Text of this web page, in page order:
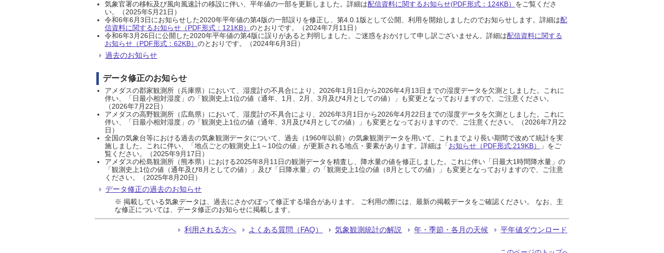
気象官署の移転及び風向風速計の移設に伴い、平年値の一部を更新しました。詳細は配信資料に関するお知らせ(PDF形式：124KB） をご覧くださ
い。（2025年5月21日）
令和6年6月3日にお知らせした2020年平年値の第4版の一部誤りを修正し、第4.0.1版として公開、利用を開始しましたのでお知らせします。詳細は配
信資料に関するお知らせ（PDF形式：121KB） のとおりです。（2024年7月11日）
令和6年3月26日に公開した2020年平年値の第4版に誤りがあると判明しました。ご迷惑をおかけして申し訳ございません。詳細は配信資料に関する
お知らせ（PDF形式：62KB） のとおりです。（2024年6月3日）
過去のお知らせ
データ修正のお知らせ
アメダスの郡家観測所（兵庫県）において、湿度計の不具合により、2026年1月1日から2026年4月13日までの湿度データを欠測としました。これに
伴い、「日最小相対湿度」の「観測史上1位の値（通年、1月、2月、3月及び4月としての値）」も変更となっておりますので、ご注意ください。
（2026年7月22日）
アメダスの高野観測所（広島県）において、湿度計の不具合により、2026年3月1日から2026年4月22日までの湿度データを欠測としました。これに
伴い、「日最小相対湿度」の「観測史上1位の値（通年、3月及び4月としての値）」も変更となっておりますので、ご注意ください。（2026年7月22
日）
全国の気象台等における過去の気象観測データについて、過去（1960年以前）の気象観測データを用いて、これまでより長い期間で改めて統計を実
施しました。これに伴い、「地点ごとの観測史上1～10位の値」が更新される地点・要素があります。詳細は「お知らせ（PDF形式:219KB）
」をご
覧ください。（2025年9月17日）
アメダスの松島観測所（熊本県）における2025年8月11日の観測データを精査し、降水量の値を修正しました。これに伴い「日最大1時間降水量」の
「観測史上1位の値（通年及び8月としての値）」及び「日降水量」の「観測史上1位の値（8月としての値）」も変更となっておりますので、ご注意
ください。（2025年8月20日）
データ修正の過去のお知らせ
※ 掲載している気象データは、過去にさかのぼって修正する場合があります。 ご利用の際には、最新の掲載データをご確認ください。 なお、主
な修正については、データ修正のお知らせに掲載します。
利用される方へ よくある質問（FAQ） 気象観測統計の解説 年・季節・各月の天候 平年値ダウンロード